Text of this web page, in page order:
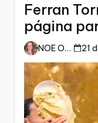
Ferran
página
España
NOE ORTIZ 21